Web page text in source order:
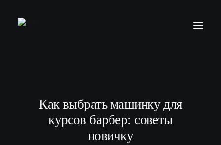
МОДЕЛЯМ
ВЫПУСКНИКИ
Как выбрать машинку для
курсов барбер: советы
новичку